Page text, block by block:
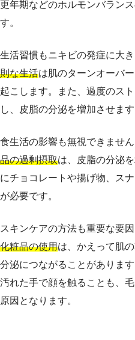
更年期などのホルモンバラン
す。
生活習慣もニキビの発症に大き
則な生活は肌のターンオーバ
起こします。また、過度のス
し、皮脂の分泌を増加させます
食生活の影響も無視できません
品の過剰摂取は、皮脂の分泌
にチョコレートや揚げ物、ス
が必要です。
スキンケアの方法も重要な要因
化粧品の使用は、かえって肌
分泌につながることがありま
汚れた手で顔を触ることも、
原因となります。